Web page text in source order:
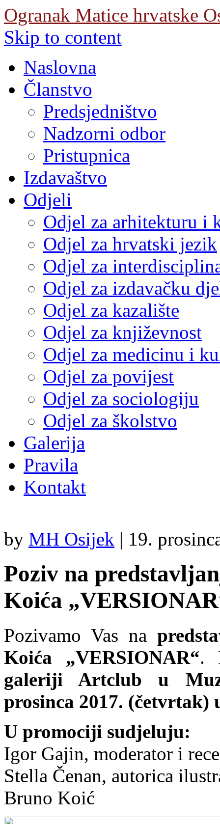
Ogranak Matice hrvatske
Skip to content
Naslovna
Članstvo
Predsjedništvo
Nadzorni odbor
Pristupnica
Izdavaštvo
Odjeli
Odjel za arhitekturu i
Odjel za hrvatski jezik
Odjel za
Odjel za izdavačku
Odjel za kazalište
Odjel za književnost
Odjel za medicinu i
Odjel za povijest
Odjel za sociologiju
Odjel za školstvo
Galerija
Pravila
Kontakt
by MH Osijek | 19.
Poziv na
Koića
Pozivamo Vas na
Koića „VERSIONAR“.
galeriji Artclub u
prosinca 2017. (četvrtak)
U promociji sudjeluju:
Igor Gajin, moderator i
Stella Čenan, autorica
Bruno Koić